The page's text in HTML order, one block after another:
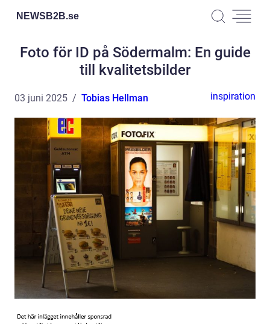
NEWSB2B.se
Foto för ID på Södermalm: En guide
till kvalitetsbilder
03 juni 2025 Tobias Hellman inspiration